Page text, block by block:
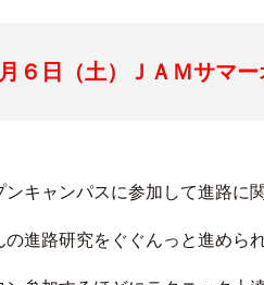
６日（土）ＪＡＭサマ
ンキャンパスに参加して進路に
の進路研究をぐぐんっと進めら